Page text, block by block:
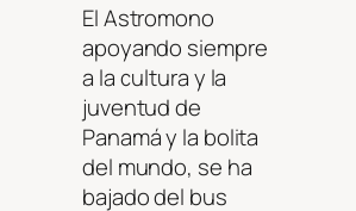
El Astromono
apoyando siempre
a la cultura y la
juventud de
Panamá y la bolita
del mundo, se ha
bajado del bus